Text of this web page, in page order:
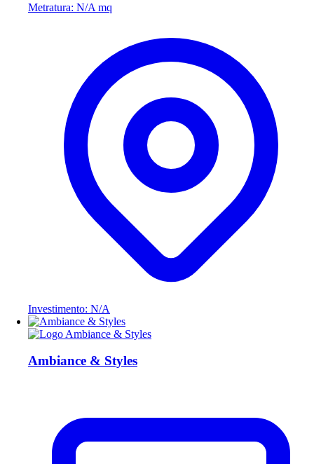
Metratura: N/A mq
Investimento: N/A
Ambiance & Styles